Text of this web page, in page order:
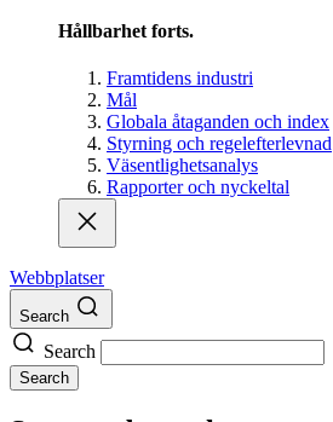
Hållbarhet forts.
Framtidens industri
Mål
Globala åtaganden och index
Styrning och regelefterlevnad
Väsentlighetsanalys
Rapporter och nyckeltal
Webbplatser
Search
Search
Search